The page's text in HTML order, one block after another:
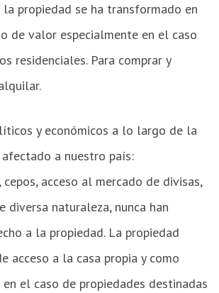
la propiedad se ha transformado en
de valor especialmente en el caso
residenciales. Para comprar y
y económicos a lo largo de la
a nuestro país:
acceso al mercado de divisas,
diversa naturaleza, nunca han
a la propiedad. La propiedad
acceso a la casa propia y como
el caso de propiedades destinadas